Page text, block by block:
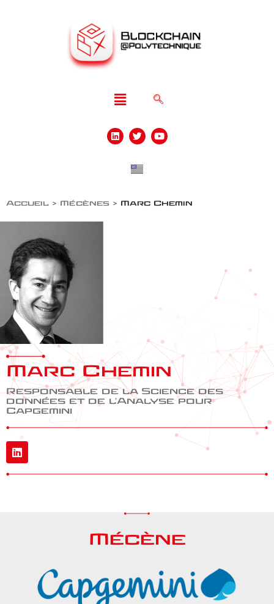
Accueil > Mécènes > Marc Chemin
Marc Chemin
Responsable de la Science des
données et de l'Analyse pour
Capgemini
Mécène